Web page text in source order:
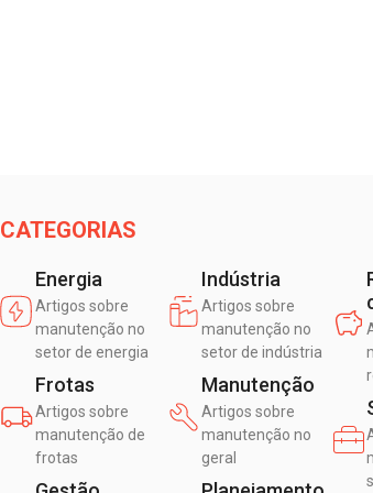
CATEGORIAS
Energia
Artigos sobre
manutenção no
setor de energia
Frotas
Artigos sobre
manutenção de
frotas
Indústria
Artigos sobre
manutenção no
setor de indústria
Manutenção
Artigos sobre
manutenção no
geral